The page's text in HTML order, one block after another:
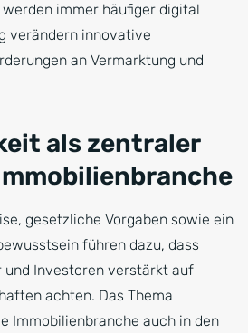
immer häufiger digital
verändern innovative
an Vermarktung und
als zentraler
gesetzliche Vorgaben sowie ein
führen dazu, dass
und Investoren verstärkt auf
achten. Das Thema
Immobilienbranche auch in den